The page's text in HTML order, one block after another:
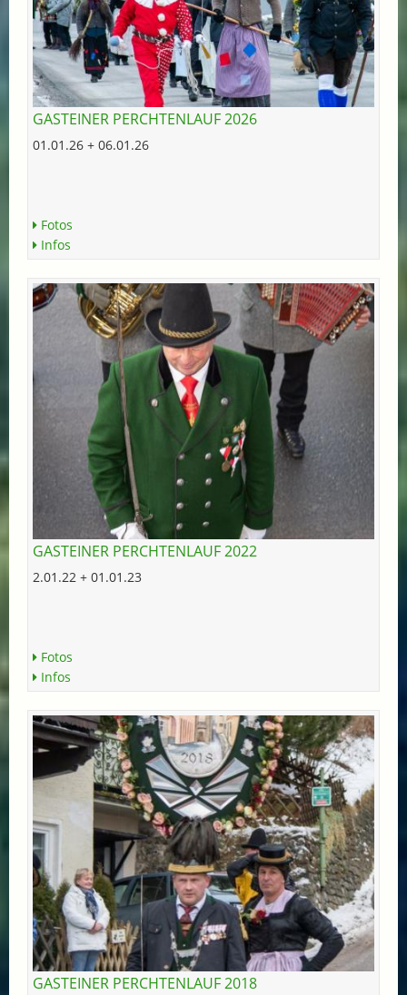
GASTEINER PERCHTENLAUF 2026
01.01.26 + 06.01.26
Fotos
Infos
GASTEINER PERCHTENLAUF 2022
2.01.22 + 01.01.23
Fotos
Infos
GASTEINER PERCHTENLAUF 2018